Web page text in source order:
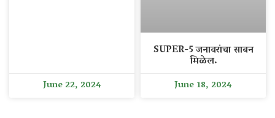
June 22, 2024
SUPER-5 जनावरांचा साबन
मिळेल.
June 18, 2024